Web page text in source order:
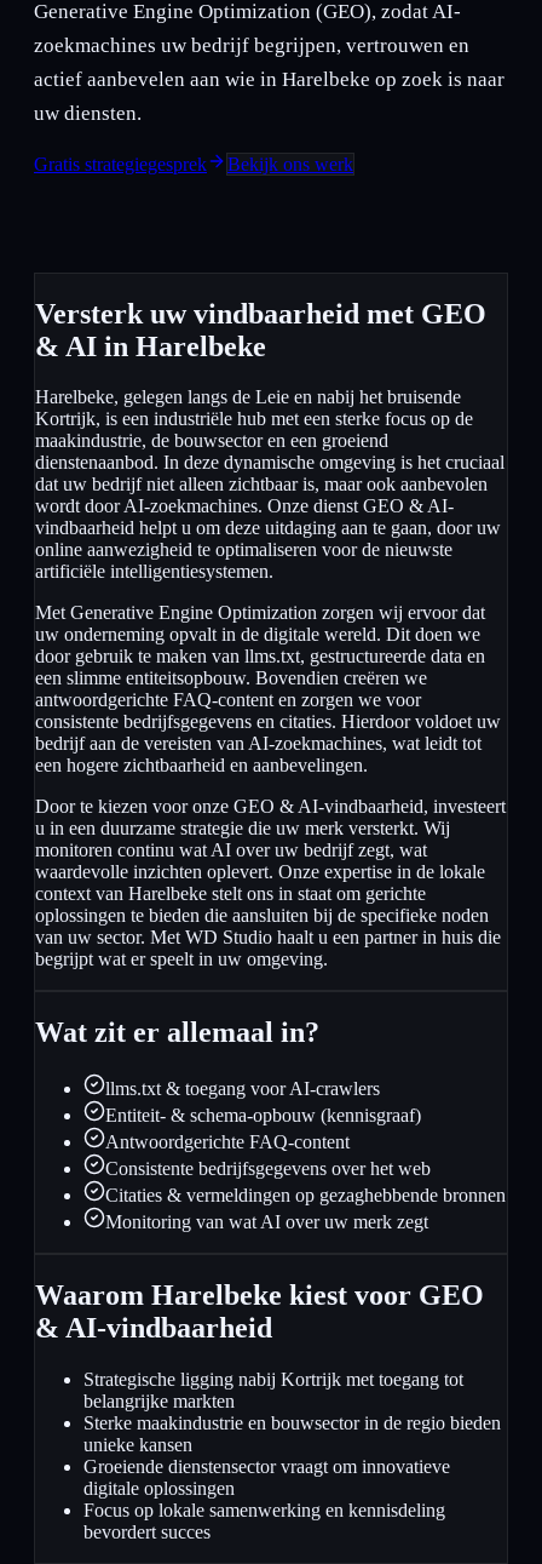
Generative Engine Optimization (GEO), zodat AI-
zoekmachines uw bedrijf begrijpen, vertrouwen en
actief aanbevelen aan wie in Harelbeke op zoek is naar
uw diensten.
Gratis strategiegesprek Bekijk ons werk
Versterk uw vindbaarheid met GEO
& AI in Harelbeke
Harelbeke, gelegen langs de Leie en nabij het bruisende
Kortrijk, is een industriële hub met een sterke focus op de
maakindustrie, de bouwsector en een groeiend
dienstenaanbod. In deze dynamische omgeving is het cruciaal
dat uw bedrijf niet alleen zichtbaar is, maar ook aanbevolen
wordt door AI-zoekmachines. Onze dienst GEO & AI-
vindbaarheid helpt u om deze uitdaging aan te gaan, door uw
online aanwezigheid te optimaliseren voor de nieuwste
artificiële intelligentiesystemen.
Met Generative Engine Optimization zorgen wij ervoor dat
uw onderneming opvalt in de digitale wereld. Dit doen we
door gebruik te maken van llms.txt, gestructureerde data en
een slimme entiteitsopbouw. Bovendien creëren we
antwoordgerichte FAQ-content en zorgen we voor
consistente bedrijfsgegevens en citaties. Hierdoor voldoet uw
bedrijf aan de vereisten van AI-zoekmachines, wat leidt tot
een hogere zichtbaarheid en aanbevelingen.
Door te kiezen voor onze GEO & AI-vindbaarheid, investeert
u in een duurzame strategie die uw merk versterkt. Wij
monitoren continu wat AI over uw bedrijf zegt, wat
waardevolle inzichten oplevert. Onze expertise in de lokale
context van Harelbeke stelt ons in staat om gerichte
oplossingen te bieden die aansluiten bij de specifieke noden
van uw sector. Met WD Studio haalt u een partner in huis die
begrijpt wat er speelt in uw omgeving.
Wat zit er allemaal in?
llms.txt & toegang voor AI-crawlers
Entiteit- & schema-opbouw (kennisgraaf)
Antwoordgerichte FAQ-content
Consistente bedrijfsgegevens over het web
Citaties & vermeldingen op gezaghebbende bronnen
Monitoring van wat AI over uw merk zegt
Waarom Harelbeke kiest voor GEO
& AI-vindbaarheid
Strategische ligging nabij Kortrijk met toegang tot
belangrijke markten
Sterke maakindustrie en bouwsector in de regio bieden
unieke kansen
Groeiende dienstensector vraagt om innovatieve
digitale oplossingen
Focus op lokale samenwerking en kennisdeling
bevordert succes